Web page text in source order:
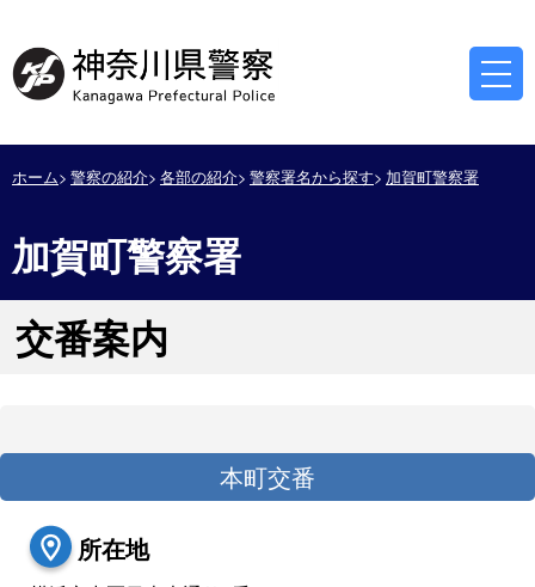
ホーム 警察の紹介 各部の紹介 警察署名から探す 加賀町警察署
加賀町警察署
交番案内
本町交番
所在地